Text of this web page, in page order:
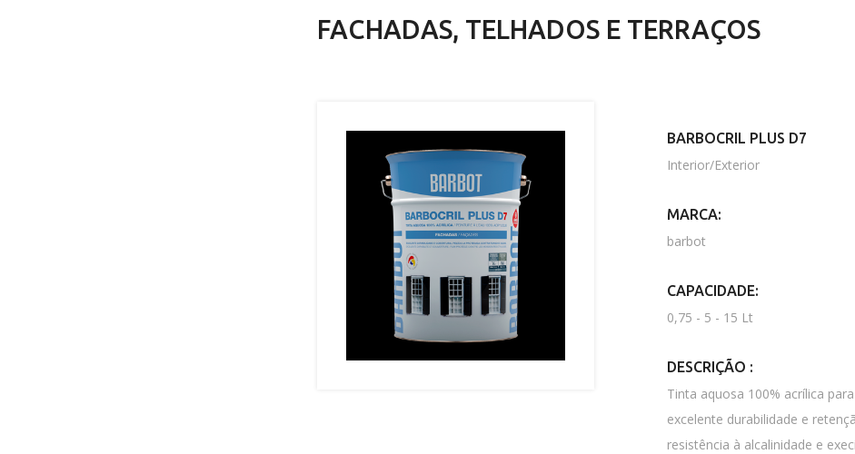
FACHADAS, TELHADOS E TERRAÇOS
BARBOCRIL PLUS D7
Interior/Exterior
MARCA:
barbot
CAPACIDADE:
0,75 - 5 - 15 Lt
DESCRIÇÃO :
Tinta aquosa 100% acrílica
excelente durabilidade e
resistência à alcalinidade e